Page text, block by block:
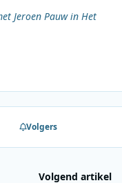
Jeroen Pauw in Het
Volgers
Volgend artikel